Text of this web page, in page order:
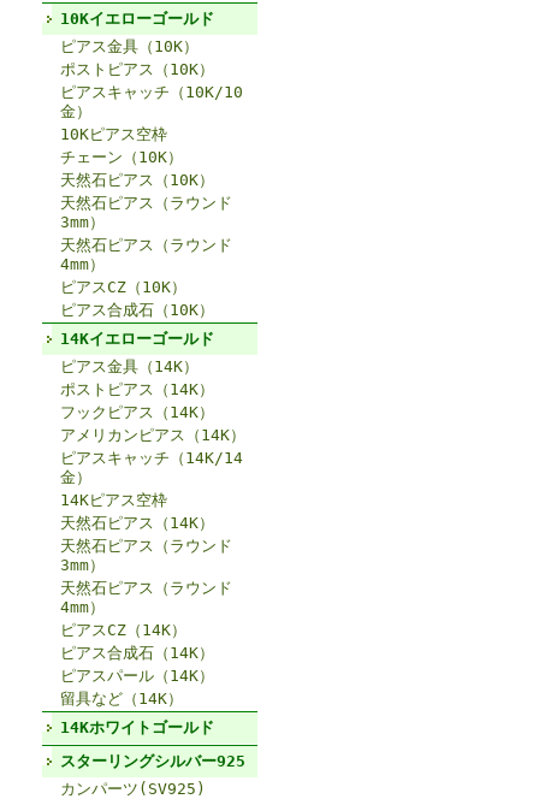
10Kイエローゴールド
ピアス金具（10K）
ポストピアス（10K）
ピアスキャッチ（10K/10
金）
10Kピアス空枠
チェーン（10K）
天然石ピアス（10K）
天然石ピアス（ラウンド
3mm）
天然石ピアス（ラウンド
4mm）
ピアスCZ（10K）
ピアス合成石（10K）
14Kイエローゴールド
ピアス金具（14K）
ポストピアス（14K）
フックピアス（14K）
アメリカンピアス（14K）
ピアスキャッチ（14K/14
金）
14Kピアス空枠
天然石ピアス（14K）
天然石ピアス（ラウンド
3mm）
天然石ピアス（ラウンド
4mm）
ピアスCZ（14K）
ピアス合成石（14K）
ピアスパール（14K）
留具など（14K）
14Kホワイトゴールド
スターリングシルバー925
カンパーツ(SV925)